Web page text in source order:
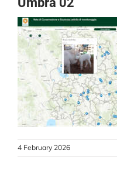
CONTACT US
4 February 2026